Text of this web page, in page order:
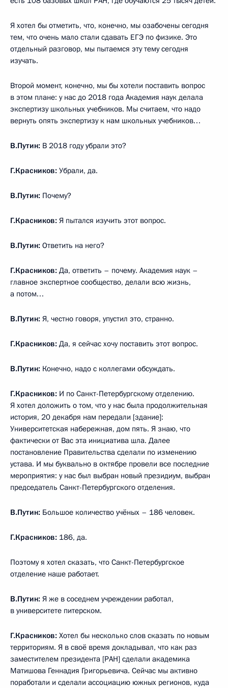
Я хотел бы отметить, что, конечно, мы озабочены сегодня
тем, что очень мало стали сдавать ЕГЭ по физике. Это
отдельный разговор, мы пытаемся эту тему сегодня
изучать.
Второй момент, конечно, мы бы хотели поставить вопрос
в этом плане: у нас до 2018 года Академия наук делала
экспертизу школьных учебников. Мы считаем, что надо
вернуть опять экспертизу к нам школьных учебников…
В.Путин: В 2018 году убрали это?
Г.Красников: Убрали, да.
В.Путин: Почему?
Г.Красников: Я пытался изучить этот вопрос.
В.Путин: Ответить на него?
Г.Красников: Да, ответить – почему. Академия наук –
главное экспертное сообщество, делали всю жизнь,
а потом…
В.Путин: Я, честно говоря, упустил это, странно.
Г.Красников: Да, я сейчас хочу поставить этот вопрос.
В.Путин: Конечно, надо с коллегами обсуждать.
Г.Красников: И по Санкт-Петербургскому отделению.
Я хотел доложить о том, что у нас была продолжительная
история, 20 декабря нам передали [здание]:
Университетская набережная, дом пять. Я знаю, что
фактически от Вас эта инициатива шла. Далее
постановление Правительства сделали по изменению
устава. И мы буквально в октябре провели все последние
мероприятия: у нас был выбран новый президиум, выбран
председатель Санкт-Петербургского отделения.
В.Путин: Большое количество учёных – 186 человек.
Г.Красников: 186, да.
Поэтому я хотел сказать, что Санкт-Петербургское
отделение наше работает.
В.Путин: Я же в соседнем учреждении работал,
в университете питерском.
Г.Красников: Хотел бы несколько слов сказать по новым
территориям. Я в своё время докладывал, что как раз
заместителем президента [РАН] сделали академика
Матишова Геннадия Григорьевича. Сейчас мы активно
поработали и сделали ассоциацию южных регионов, куда